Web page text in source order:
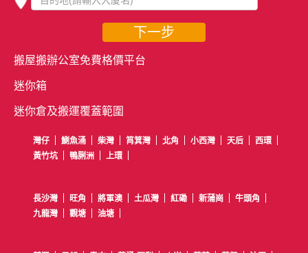
下一步
搬屋搬辦公室免費格價平台
迷你箱
迷你倉及搬運覆蓋範圍
灣仔 鰂魚涌 柴灣 筲箕灣 北角 小西灣 天后
西環
黃竹坑
鴨脷洲 上環
長沙灣 旺角 將軍澳 土瓜灣 紅磡 新蒲崗
牛頭角
九龍灣
觀塘 油塘